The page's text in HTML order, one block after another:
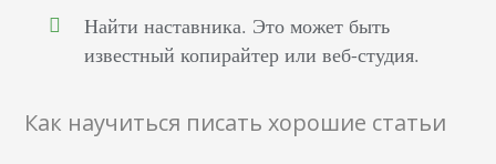
Найти наставника. Это может быть
известный копирайтер или веб-студия.
Как научиться писать хорошие статьи